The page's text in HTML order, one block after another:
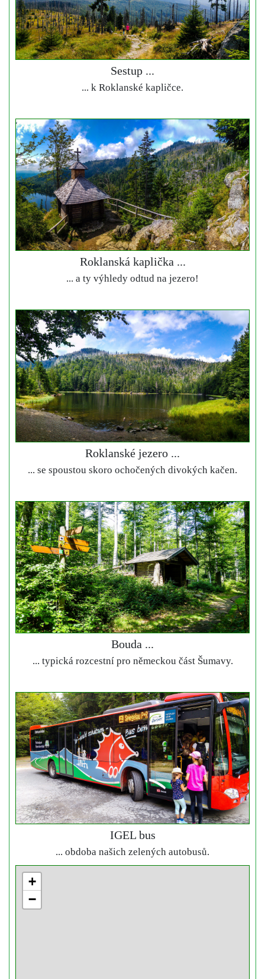
Sestup ...
... k Roklanské kapličce.
Roklanská kaplička ...
... a ty výhledy odtud na jezero!
Roklanské jezero ...
... se spoustou skoro ochočených divokých kačen.
Bouda ...
... typická rozcestní pro německou část Šumavy.
IGEL bus
... obdoba našich zelených autobusů.
+
−